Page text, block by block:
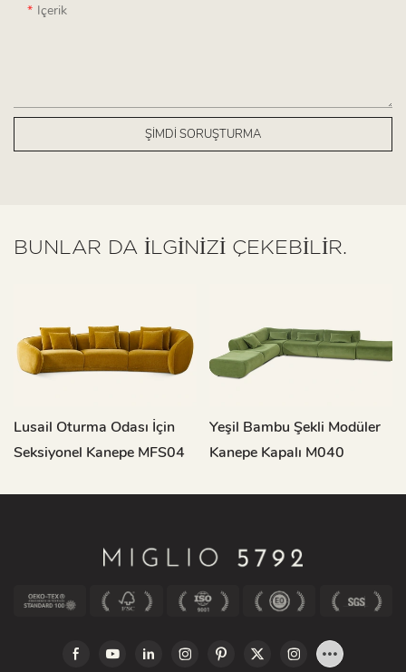
Içerik
ŞIMDI SORUŞTURMA
BUNLAR DA ILGINIZI ÇEKEBILIR.
Lusail Oturma Odası İçin
Seksiyonel Kanepe MFS04
Yeşil Bambu Şekli Modüler
Kanepe Kapalı M040